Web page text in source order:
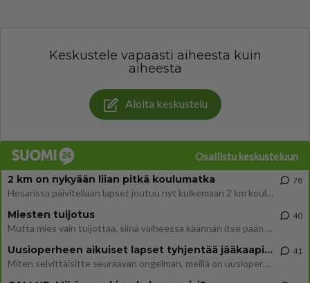
Keskustele vapaasti aiheesta kuin
aiheesta
Aloita keskustelu
Osallistu keskusteluun
2 km on nykyään liian pitkä koulumatka
Hesarissa päivitellään lapset joutuu nyt kulkemaan 2 km kouluun jösses. Ruostefillarilla tuo matka menee vaikka miten äk
78
Miesten tuijotus
Mutta mies vain tuijottaa, siinä vaiheessa käännän itse pään pois. Mikä juttu? Yleensä jos joku tuijottaa tai katsoo, hä
40
Uusioperheen aikuiset lapset tyhjentää jääkaapin käydessään
Miten selvittäisitte seuraavan ongelman, meillä on uusioperhe, minulla teini-ikäiset lapset ja puolisolla aikuiset, jotk
41